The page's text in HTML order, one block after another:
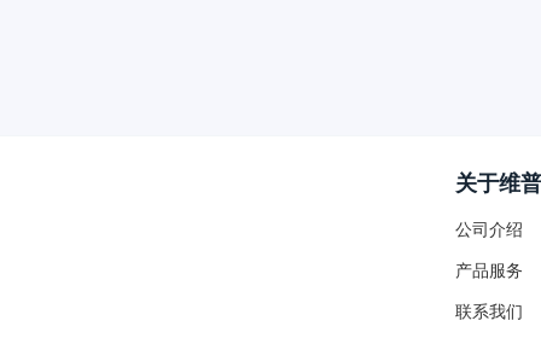
关于维普
公司介绍
产品服务
联系我们